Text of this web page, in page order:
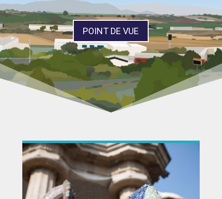
POINT DE VUE